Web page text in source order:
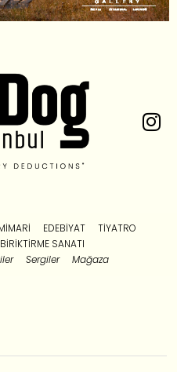
EDEBIYAT
TIYATRO
BIRIKTIRME SANATI
Sergiler Mağaza